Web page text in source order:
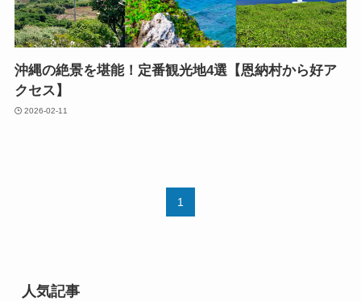
沖縄の絶景を堪能！定番観光地4選【恩納村から好ア
クセス】
2026-02-11
1
人気記事